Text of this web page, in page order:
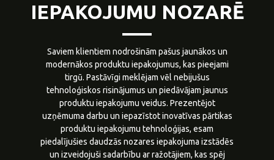
IEPAKOJUMU NOZARĒ
Saviem klientiem nodrošinām pašus jaunākos un
modernākos produktu iepakojumus, kas pieejami
tirgū. Pastāvīgi meklējam vēl nebijušus
tehnoloģiskos risinājumus un piedāvājam jaunus
produktu iepakojumu veidus. Prezentējot
uzņēmuma darbu un iepazīstot inovatīvas pārtikas
produktu iepakojumu tehnoloģijas, esam
piedalījušies daudzās nozares iepakojuma izstādēs
un izveidojuši sadarbību ar ražotājiem, kas spēj